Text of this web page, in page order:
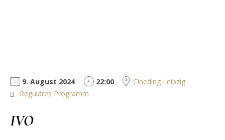
9. August 2024 22:00
Cineding Leipzig
Reguläres Programm
IVO